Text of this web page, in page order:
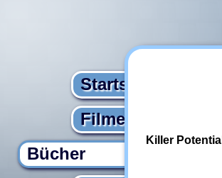
Startseite
Filme
Bücher
Killer Potential